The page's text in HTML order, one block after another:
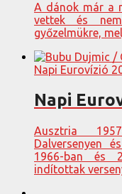
A dánok már a
vettek és
győzelmükre,
Napi Eurovízió
Napi
Ausztria
Dalversenyen
1966-ban és
indítottak